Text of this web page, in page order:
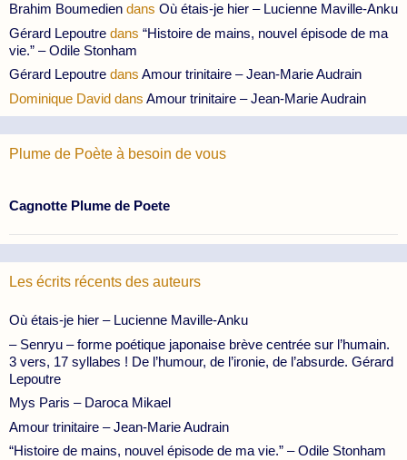
Brahim Boumedien dans Où étais-je hier – Lucienne Maville-Anku
Gérard Lepoutre dans “Histoire de mains, nouvel épisode de ma
vie.” – Odile Stonham
Gérard Lepoutre dans Amour trinitaire – Jean-Marie Audrain
Dominique David dans Amour trinitaire – Jean-Marie Audrain
Plume de Poète à besoin de vous
Cagnotte Plume de Poete
Les écrits récents des auteurs
Où étais-je hier – Lucienne Maville-Anku
– Senryu – forme poétique japonaise brève centrée sur l’humain.
3 vers, 17 syllabes ! De l’humour, de l’ironie, de l’absurde. Gérard
Lepoutre
Mys Paris – Daroca Mikael
Amour trinitaire – Jean-Marie Audrain
“Histoire de mains, nouvel épisode de ma vie.” – Odile Stonham